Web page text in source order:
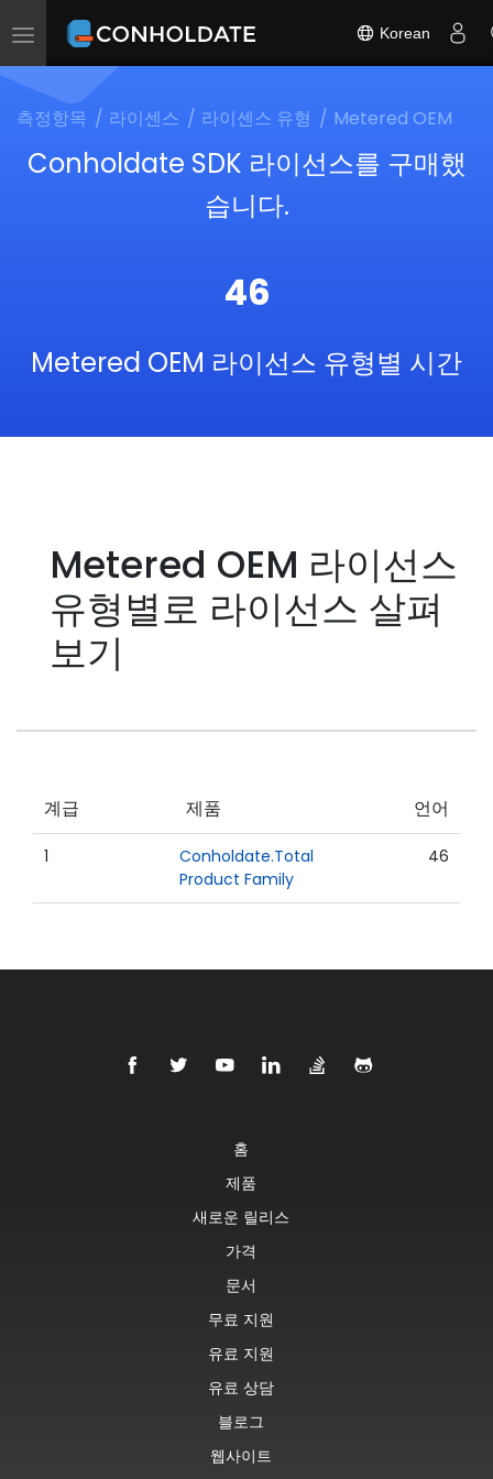
Toggle
Korean
측정항목 라이센스 라이센스 유형 Metered OEM
Conholdate SDK 라이선스를 구매했
습니다.
46
Metered OEM 라이선스 유형별 시간
Metered OEM 라이선스
유형별로 라이선스 살펴
보기
계급 제품 언어
1
Conholdate.Total
Product Family
46
홈
제품
새로운 릴리스
가격
문서
무료 지원
유료 지원
유료 상담
블로그
웹사이트